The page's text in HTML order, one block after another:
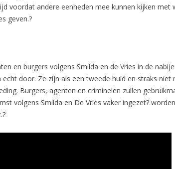
voordat andere eenheden mee kunnen kijken
geven.?
en burgers volgens Smilda en de Vries in de
door. Ze zijn als een tweede huid en straks
Burgers, agenten en criminelen zullen
volgens Smilda en De Vries vaker ingezet?